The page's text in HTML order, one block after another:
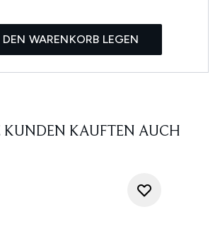
DEN WARENKORB LEGEN
KUNDEN KAUFTEN AUCH